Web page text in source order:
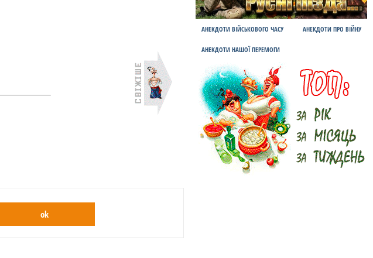
ok
АНЕКДОТИ ВІЙСЬКОВОГО ЧАСУ АНЕКДОТИ ПРО ВІЙНУ
АНЕКДОТИ НАШОЇ ПЕРЕМОГИ